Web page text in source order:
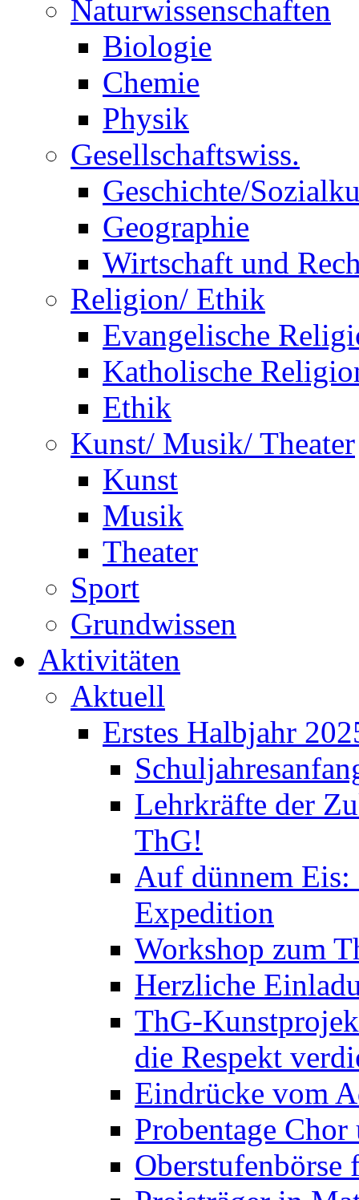
Naturwissenschaften
Biologie
Chemie
Physik
Gesellschaftswiss.
Geschichte/
Geographie
Wirtschaft und
Religion/ Ethik
Evangelische
Katholische
Ethik
Kunst/ Musik/ Theater
Kunst
Musik
Theater
Sport
Grundwissen
Aktivitäten
Aktuell
Erstes Halbjahr
Lehrkräfte der
ThG!
Auf dünnem
Expedition
Workshop zum
Herzliche
ThG-
die Respekt
Eindrücke vom
Probentage